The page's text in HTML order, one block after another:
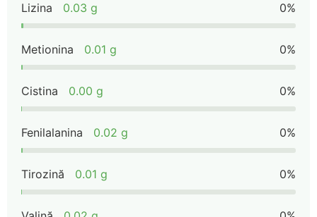
Lizina 0.03 g 0%
Metionina 0.01 g 0%
Cistina 0.00 g 0%
Fenilalanina 0.02 g 0%
Tirozină 0.01 g 0%